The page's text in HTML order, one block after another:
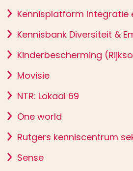
Kennisplatform Integratie
Kennisbank Diversiteit &
Kinderbescherming
Movisie
NTR: Lokaal 69
One world
Rutgers kenniscentrum
Sense